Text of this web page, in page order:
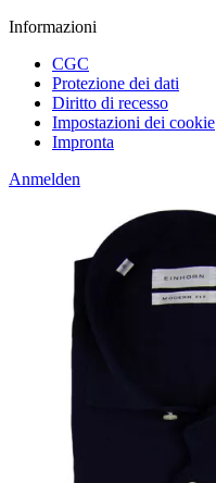
Informazioni
CGC
Protezione dei dati
Diritto di recesso
Impostazioni dei cookie
Impronta
Anmelden